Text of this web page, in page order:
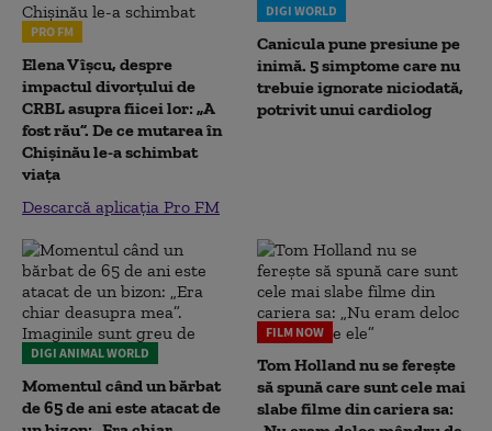
PRO FM
Elena Vîșcu, despre
impactul divorțului de
CRBL asupra fiicei lor: „A
fost rău”. De ce mutarea în
Chișinău le-a schimbat
viața
Descarcă aplicația Pro FM
DIGI WORLD
Canicula pune presiune pe
inimă. 5 simptome care nu
trebuie ignorate niciodată,
potrivit unui cardiolog
DIGI ANIMAL WORLD
Momentul când un bărbat
de 65 de ani este atacat de
FILM NOW
Tom Holland nu se ferește
să spună care sunt cele mai
slabe filme din cariera sa: